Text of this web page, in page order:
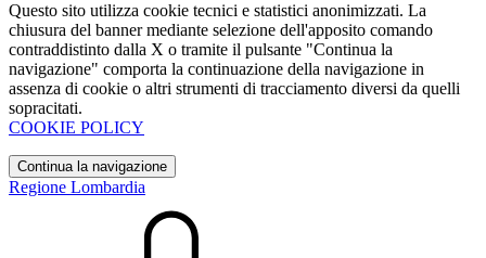
Questo sito utilizza cookie tecnici e statistici anonimizzati. La
chiusura del banner mediante selezione dell'apposito comando
contraddistinto dalla X o tramite il pulsante "Continua la
navigazione" comporta la continuazione della navigazione in
assenza di cookie o altri strumenti di tracciamento diversi da quelli
sopracitati.
COOKIE POLICY
Continua la navigazione
Regione Lombardia